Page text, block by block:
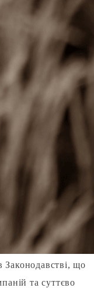
Законодавстві, що
та суттєво